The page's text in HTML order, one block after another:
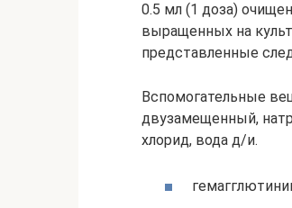
0.5 мл (1 доза)
выращенных на
представленные
Вспомогательные
двузамещенный,
хлорид, вода д/и.